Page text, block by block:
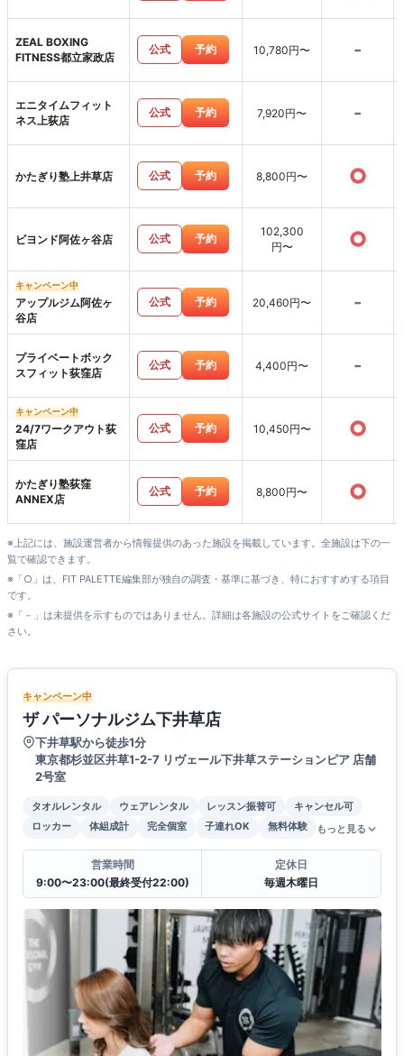
ZEAL BOXING
FITNESS都立家政店
公式 予約 10,780円〜 -
エニタイムフィット
ネス上荻店
公式 予約 7,920円〜 -
かたぎり塾上井草店 公式 予約 8,800円〜 ○
ビヨンド阿佐ヶ谷店 公式 予約
102,300
円〜
○
キャンペーン中
アップルジム阿佐ヶ
谷店
公式 予約 20,460円〜 -
プライベートボック
スフィット荻窪店
公式 予約 4,400円〜 -
キャンペーン中
24/7ワークアウト荻
窪店
公式 予約 10,450円〜 ○
かたぎり塾荻窪
ANNEX店
公式 予約 8,800円〜 ○
※上記には、施設運営者から情報提供のあった施設を掲載しています。全施設は下の一
覧で確認できます。
※「○」は、FIT PALETTE編集部が独自の調査・基準に基づき、特におすすめする項目
です。
※「－」は未提供を示すものではありません。詳細は各施設の公式サイトをご確認くだ
さい。
キャンペーン中
ザ パーソナルジム下井草店
下井草駅から徒歩1分
東京都杉並区井草1-2-7 リヴェール下井草ステーションピア 店舗
2号室
タオルレンタル ウェアレンタル レッスン振替可
キャンセル可
ロッカー
体組成計 完全個室 子連れOK 無料体験 もっと見る
営業時間
9:00〜23:00(最終受付22:00)
定休日
毎週木曜日